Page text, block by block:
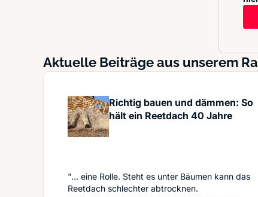
Aktuelle Beiträge aus unserem
Richtig bauen und dämmen: So
hält ein Reetdach 40 Jahre
"... eine Rolle. Steht es unter Bäumen kann das
Reetdach schlechter abtrocknen.